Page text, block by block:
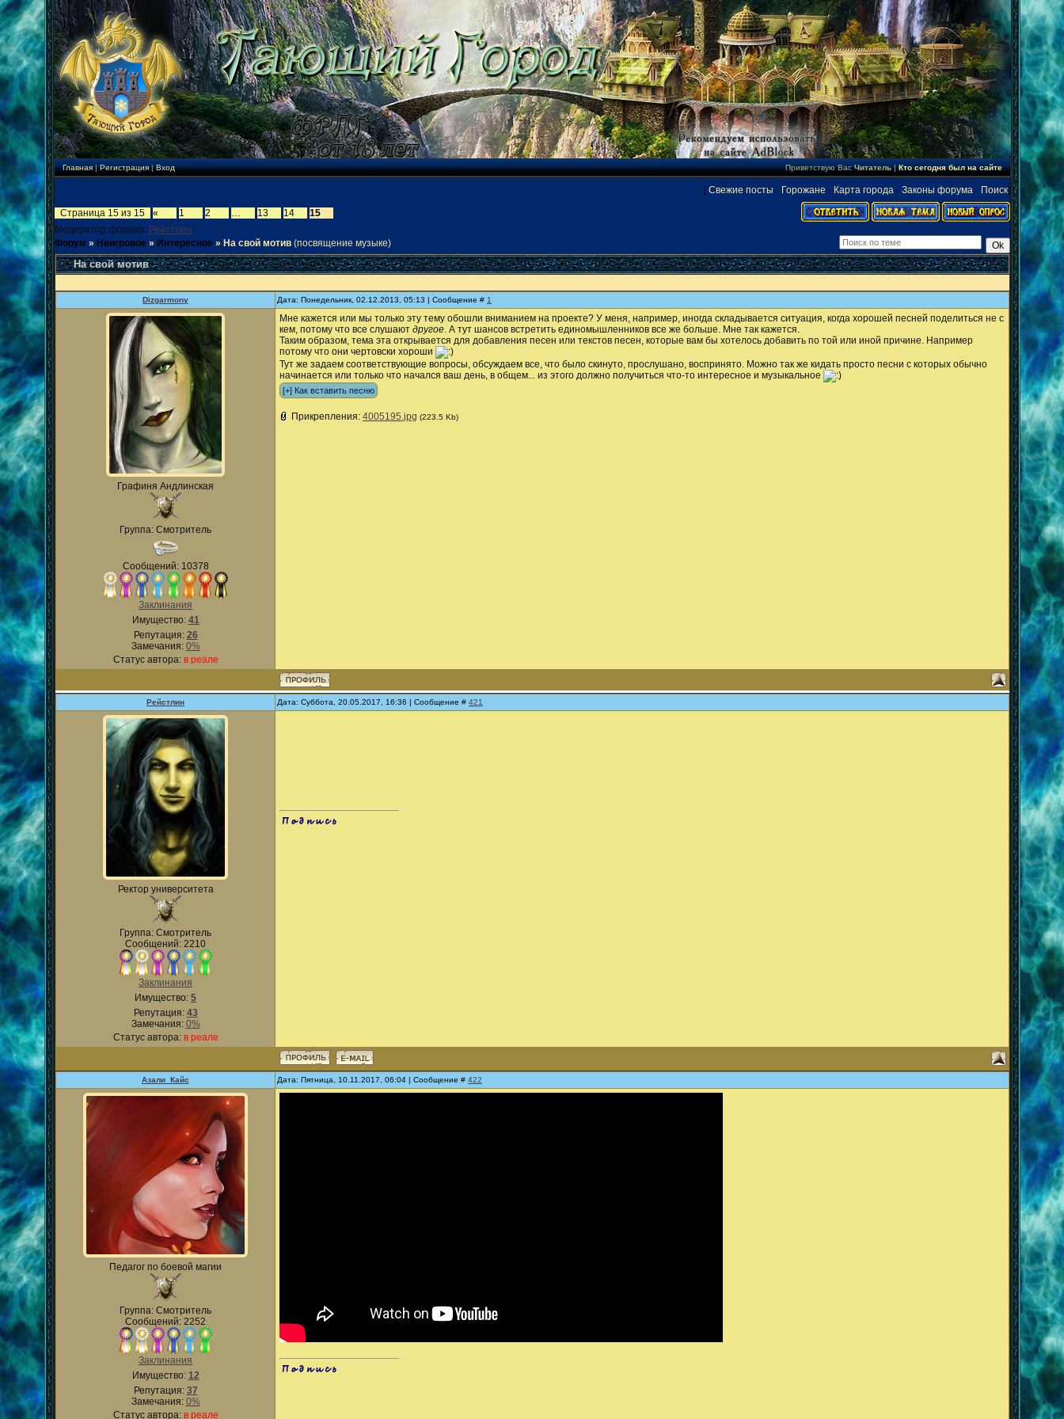
Главная|Регистрация|Вход Приветствую Вас Читатель|Кто сегодня был на сайте
[ Свежие посты · Горожане · Карта города · Законы форума · Поиск]
Страница 15 из 15 « 1 2 … 13 14
15
Модератор форума: Рейстлин
Форум » Неигровое » Интересное » На свой мотив (посвящение музыке)
На свой мотив
Dizgarmony Дата: Понедельник, 02.12.2013, 05:13 | Сообщение # 1
Графиня Андлинская
Группа: Смотритель
Сообщений: 10378
Заклинания
Имущество: 41
Репутация: 26
Замечания: 0%
Статус автора: в реале
Мне кажется или мы только эту тему обошли вниманием на проекте? У меня, например, иногда складывается ситуация, когда хорошей песней поделиться не с
кем, потому что все слушают другое. А тут шансов встретить единомышленников все же больше. Мне так кажется.
Таким образом, тема эта открывается для добавления песен или текстов песен, которые вам бы хотелось добавить по той или иной причине. Например
потому что они чертовски хороши
Тут же задаем соответствующие вопросы, обсуждаем все, что было скинуто, прослушано, воспринято. Можно так же кидать просто песни с которых обычно
начинается или только что начался ваш день, в общем... из этого должно получиться что-то интересное и музыкальное
Прикрепления: 4005195.jpg (223.5 Kb)
Рейстлин Дата: Суббота, 20.05.2017, 16:36 | Сообщение # 421
Ректор университета
Группа: Смотритель
Сообщений: 2210
Заклинания
Имущество: 5
Репутация: 43
Замечания: 0%
Статус автора: в реале
.
Азали_Кайс Дата: Пятница, 10.11.2017, 06:04 | Сообщение # 422
Педагог по боевой магии
Группа: Смотритель
Сообщений: 2252
Заклинания
Имущество: 12
Репутация: 37
Замечания: 0%
Статус автора: в реале
.